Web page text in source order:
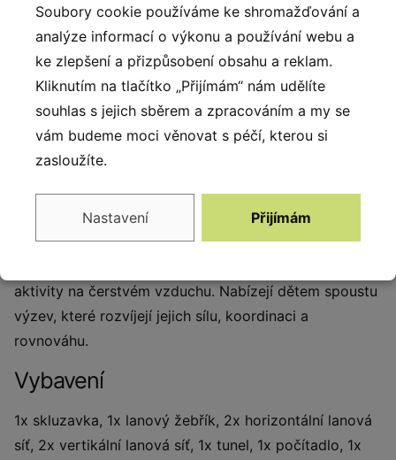
Skluzavka
Skluzavka z nerezové
oceli.
Povzbuzujte děti k aktivní hře a zdravým návykům již
od nejútlejšího věku! Naše dřevěné herní sestavy byly
aktivity na čerstvém vzduchu. Nabízejí dětem spoustu
výzev, které rozvíjejí jejich sílu, koordinaci a
rovnováhu.
Vybavení
1x skluzavka, 1x lanový žebřík, 2x horizontální lanová
síť, 2x vertikální lanová síť, 1x tunel, 1x počítadlo, 1x
Soubory cookie používáme ke shromažďování a
analýze informací o výkonu a používání webu a
ke zlepšení a přizpůsobení obsahu a reklam.
Kliknutím na tlačítko „Přijímám“ nám udělíte
souhlas s jejich sběrem a zpracováním a my se
vám budeme moci věnovat s péčí, kterou si
zasloužíte.
Nastavení Přijímám